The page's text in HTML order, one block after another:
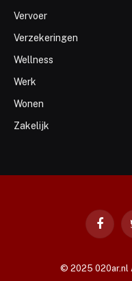
Vervoer
Verzekeringen
Wellness
Werk
Wonen
Zakelijk
© 2025 020ar.nl